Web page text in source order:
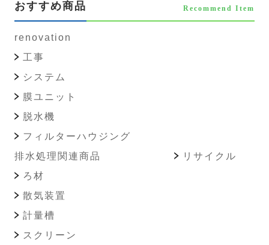
おすすめ商品 Recommend Item
renovation
工事
システム
膜ユニット
脱水機
フィルターハウジング
排水処理関連商品
ろ材
散気装置
計量槽
スクリーン
リサイクル